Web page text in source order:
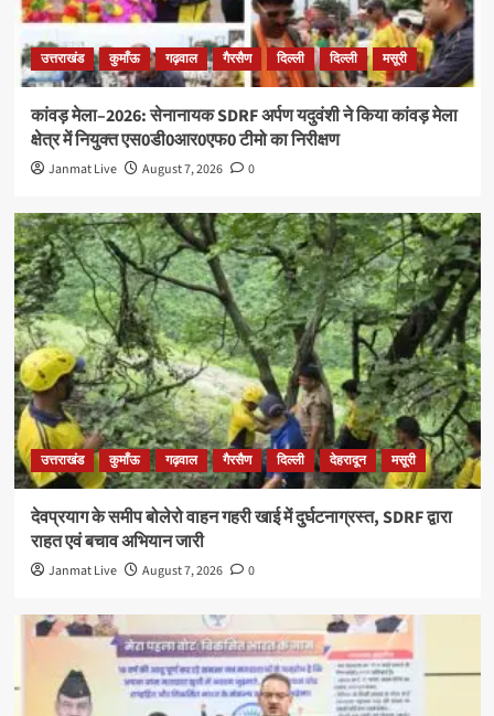
उत्तराखंड कुमाँऊ गढ़वाल गैरसैण दिल्ली दिल्ली मसूरी
कांवड़ मेला–2026: सेनानायक SDRF अर्पण यदुवंशी ने किया कांवड़ मेला
क्षेत्र में नियुक्त एस0डी0आर0एफ0 टीमो का निरीक्षण
Janmat Live August 7, 2026 0
उत्तराखंड कुमाँऊ गढ़वाल गैरसैण दिल्ली देहरादून मसूरी
देवप्रयाग के समीप बोलेरो वाहन गहरी खाई में दुर्घटनाग्रस्त, SDRF द्वारा
राहत एवं बचाव अभियान जारी
Janmat Live August 7, 2026 0